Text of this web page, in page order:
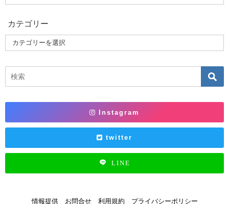
カテゴリー
Instagram
twitter
LINE
情報提供 お問合せ 利用規約 プライバシーポリシー